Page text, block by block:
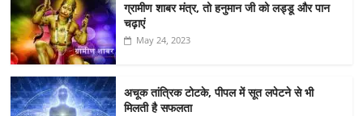
ग्रामीण शाबर मंत्र, तो हनुमान जी को लड्डू और पान
चढ़ाएं
May 24, 2023
अचूक तांत्रिक टोटके, पीपल में सूत लपेटने से भी
मिलती है सफलता